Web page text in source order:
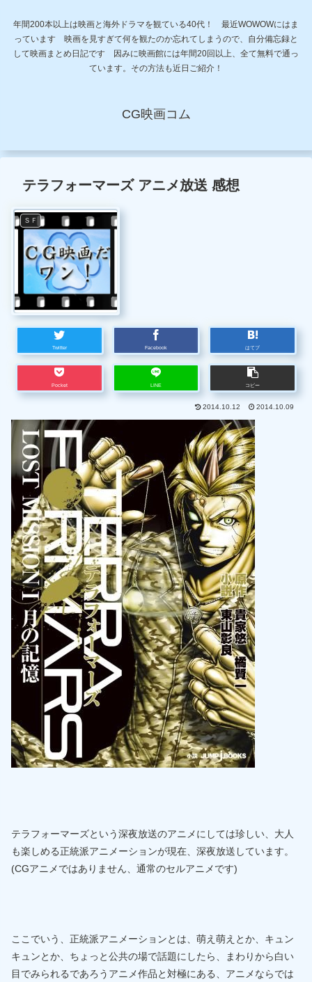
年間200本以上は映画と海外ドラマを観ている40代！ 最近WOWOWにはま
っています 映画を見すぎて何を観たのか忘れてしまうので、自分備忘録と
して映画まとめ日記です 因みに映画館には年間20回以上、全て無料で通っ
ています。その方法も近日ご紹介！
CG映画コム
テラフォーマーズ アニメ放送 感想
ＳＦ
Twitter Facebook はてブ
Pocket LINE コピー
2014.10.12 2014.10.09
テラフォーマーズという深夜放送のアニメにしては珍しい、大人
も楽しめる正統派アニメーションが現在、深夜放送しています。
(CGアニメではありません、通常のセルアニメです)
ここでいう、正統派アニメーションとは、萌え萌えとか、キュン
キュンとか、ちょっと公共の場で話題にしたら、まわりから白い
目でみられるであろうアニメ作品と対極にある、アニメならでは